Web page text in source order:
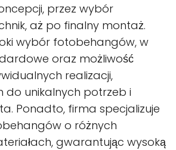
przez wybór
aż po finalny montaż.
wybór fotobehangów, w
oraz możliwość
realizacji,
unikalnych potrzeb i
Ponadto, firma specjalizuje
o różnych
gwarantując wysoką